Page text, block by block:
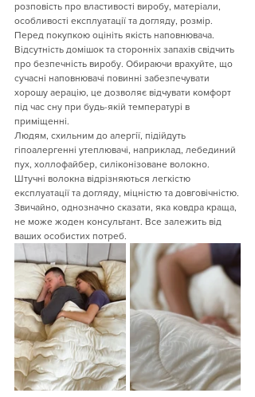
розповість про властивості виробу, матеріали,
особливості експлуатації та догляду, розмір.
Перед покупкою оцініть якість наповнювача.
Відсутність домішок та сторонніх запахів свідчить
про безпечність виробу. Обираючи врахуйте, що
сучасні наповнювачі повинні забезпечувати
хорошу аерацію, це дозволяє відчувати комфорт
під час сну при будь-якій температурі в
приміщенні.
Людям, схильним до алергії, підійдуть
гіпоалергенні утеплювачі, наприклад, лебединий
пух, холлофайбер, силіконізоване волокно.
Штучні волокна відрізняються легкістю
експлуатації та догляду, міцністю та довговічністю.
Звичайно, однозначно сказати, яка ковдра краща,
не може жоден консультант. Все залежить від
ваших особистих потреб.